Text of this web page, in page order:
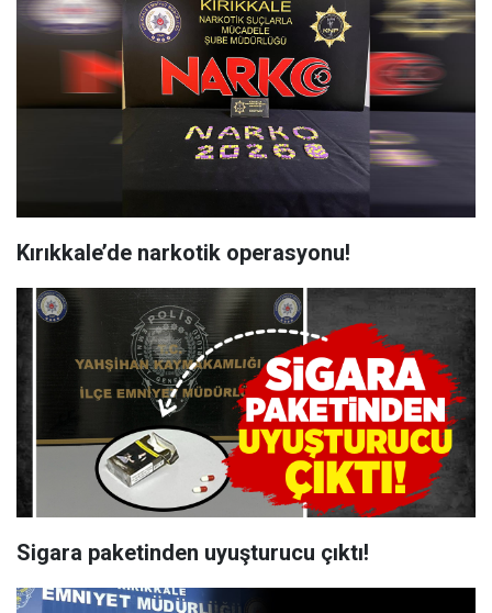
Kırıkkale’de narkotik operasyonu!
Sigara paketinden uyuşturucu çıktı!